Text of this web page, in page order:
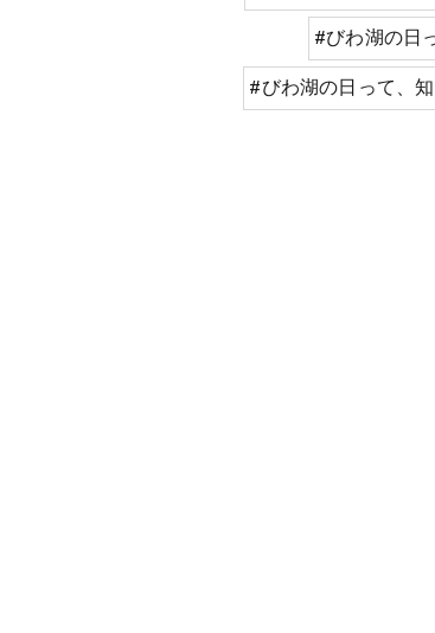
#びわ湖の日
#びわ湖の日って、